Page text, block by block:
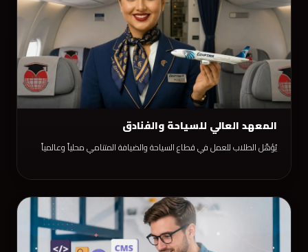
المعهد العالي للسياحة والفنادق
يُؤهّل الطلاب للعمل في قطاع السياحة والضيافة المتنامي محلياً وعالمياً